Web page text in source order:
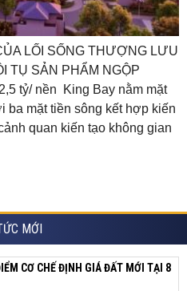
LỐI SỐNG THƯỢNG LƯU
TỤ SẢN PHẨM NGỘP
tỷ/ nền King Bay nằm mặt
mặt tiền sông kết hợp kiến
quan kiến tạo không gian
MỚI
CƠ CHẾ ĐỊNH GIÁ ĐẤT MỚI TẠI 8